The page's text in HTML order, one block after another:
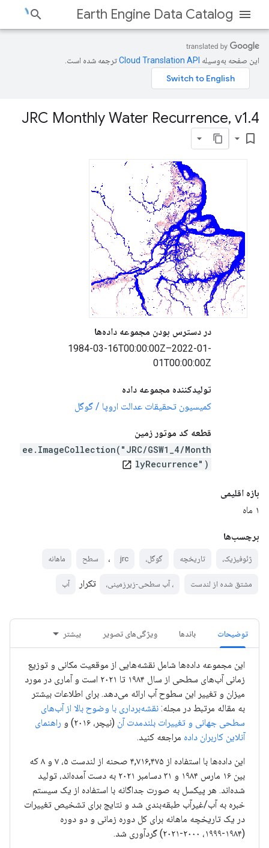
Earth Engine Data Catalog
این صفحه به‌وسیله ترجمه شده است.
JRC Monthly Water Recurrence, v1.4
bookmark_border
در دسترس بودن مجموعه داده‌ها
1984-03-16T00:00:00Z–2022-01-
01T00:00:00Z
تولیدکننده مجموعه داده
کمیسیون تحقیقات عدالت اروپا / گوگل
قطعه کد موتور زمین
ee.ImageCollection("JRC/GSW1_4/Month
lyRecurrence")
open_in_new
بازه اقلیمی
۱ ماه
برچسب‌ها
ژئوفیزیک، تاریخچه گوگل، jrc ، سطح ماهانه
مشتق شده از لندست ، آب سطحی-زیرزمینی، تکرار آب
توضیحات باندها ویژگی‌های تصویر بیشتر
این مجموعه داده‌ها شامل نقشه‌هایی از موقعیت مکانی و توزیع
زمانی آب‌های سطحی از سال ۱۹۸۴ تا ۲۰۲۱ است و آماری در مورد
میزان و تغییر این سطوح آب ارائه می‌دهد. برای اطلاعات بیشتر
به مقاله مرتبط در مجله: نقشه‌برداری با وضوح بالا از آب‌های
سطحی جهانی و تغییرات بلندمدت آن (نیچر، ۲۰۱۶) و
راهنمای
آنلاین کاربران داده مراجعه کنید.
این داده‌ها با استفاده از ۴,۷۱۶,۴۷۵ صحنه از لندست ۵، ۷ و ۸ که
بین ۱۶ مارس ۱۹۸۴ و ۳۱ دسامبر ۲۰۲۱ به دست آمده‌اند، تولید
شده‌اند. هر پیکسل به صورت جداگانه با استفاده از یک سیستم
خبره به آب/غیرآب طبقه‌بندی شد و نتایج برای تشخیص تغییرات
در یک تاریخچه ماهانه برای کل دوره زمانی و دو دوره
(۱۹۸۴-۱۹۹۹، ۲۰۰۰-۲۰۲۱) گردآوری شد.